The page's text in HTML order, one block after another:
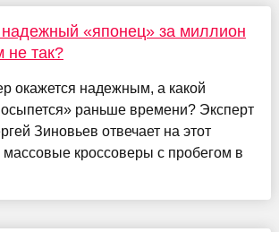
«японец» за миллион
не так?
окажется надежным, а какой
раньше времени? Эксперт
Зиновьев отвечает на этот
массовые кроссоверы с пробегом в